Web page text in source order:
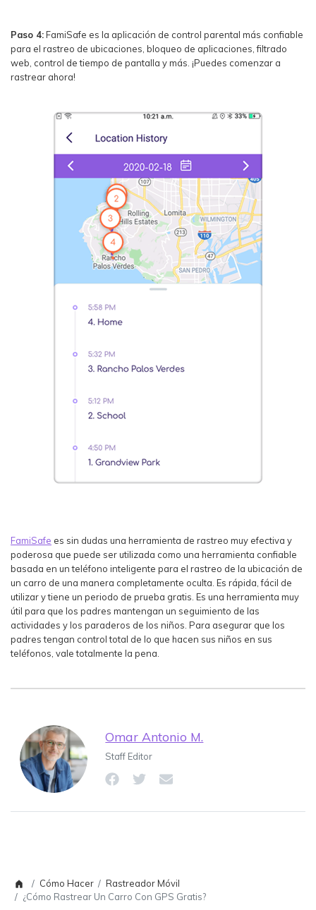
Paso 4: FamiSafe es la aplicación de control parental más confiable
para el rastreo de ubicaciones, bloqueo de aplicaciones, filtrado
web, control de tiempo de pantalla y más. ¡Puedes comenzar a
rastrear ahora!
FamiSafe es sin dudas una herramienta de rastreo muy efectiva y
poderosa que puede ser utilizada como una herramienta confiable
basada en un teléfono inteligente para el rastreo de la ubicación de
un carro de una manera completamente oculta. Es rápida, fácil de
utilizar y tiene un periodo de prueba gratis. Es una herramienta muy
útil para que los padres mantengan un seguimiento de las
actividades y los paraderos de los niños. Para asegurar que los
padres tengan control total de lo que hacen sus niños en sus
teléfonos, vale totalmente la pena.
Omar Antonio M.
Staff Editor
Cómo Hacer
Rastreador Móvil
¿Cómo Rastrear Un Carro Con GPS Gratis?